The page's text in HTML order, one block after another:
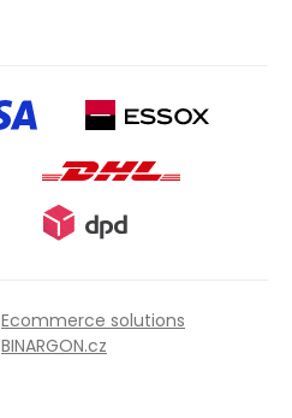
Ecommerce solutions
BINARGON.cz